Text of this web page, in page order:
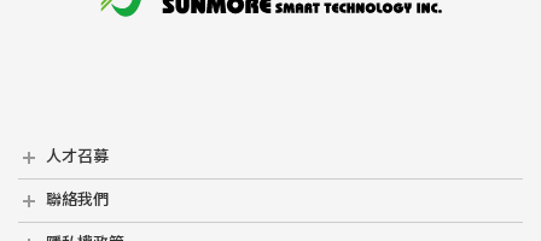
人才召募
人才召募
聯絡我們
聯絡我們